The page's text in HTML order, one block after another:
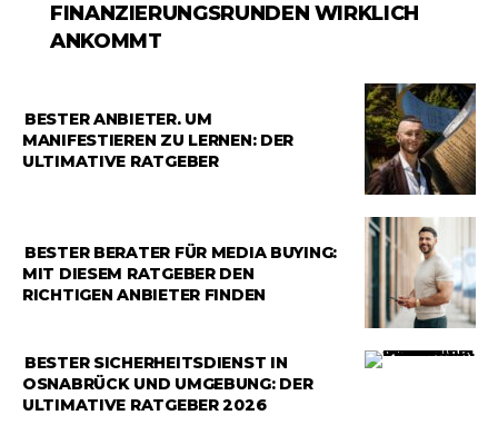
FINANZIERUNGSRUNDEN WIRKLICH
ANKOMMT
RATGEBER
BESTER ANBIETER, UM
MANIFESTIEREN ZU LERNEN: DER
ULTIMATIVE RATGEBER
RATGEBER
BESTER BERATER FÜR MEDIA BUYING:
MIT DIESEM RATGEBER DEN
RICHTIGEN ANBIETER FINDEN
RATGEBER
BESTER SICHERHEITSDIENST IN
OSNABRÜCK UND UMGEBUNG: DER
ULTIMATIVE RATGEBER 2026